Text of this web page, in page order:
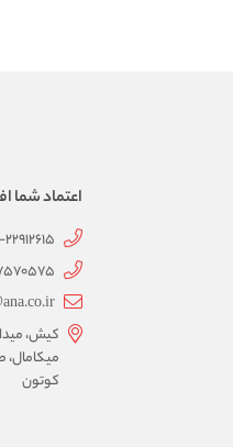
اعتماد شما
22912615
کیش،
کوتون